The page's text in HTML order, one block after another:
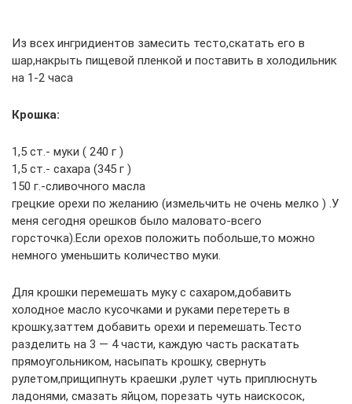
Из всех ингридиентов замесить тесто,скатать его в
шар,накрыть пищевой пленкой и поставить в холодильник
на 1-2 часа
Крошка:
1,5 ст.- муки ( 240 г )
1,5 ст.- сахара (345 г )
150 г.-сливочного масла
грецкие орехи по желанию (измельчить не очень мелко ) .У
меня сегодня орешков было маловато-всего
горсточка).Если орехов положить побольше,то можно
немного уменьшить количество муки.
Для крошки перемешать муку с сахаром,добавить
холодное масло кусочками и руками перетереть в
крошку,заттем добавить орехи и перемешать.Тесто
разделить на 3 — 4 части, каждую часть раскатать
прямоугольником, насыпать крошку, свернуть
рулетом,прищипнуть краешки ,рулет чуть приплюснуть
ладонями, смазать яйцом, порезать чуть наискосок,